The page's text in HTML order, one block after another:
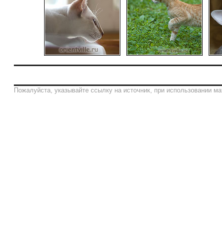
Пожалуйста, указывайте ссылку на источник, при использовании